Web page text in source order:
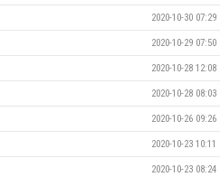
2020-10-30 07:29
2020-10-29 07:50
2020-10-28 12:08
2020-10-28 08:03
2020-10-26 09:26
2020-10-23 10:11
2020-10-23 08:24